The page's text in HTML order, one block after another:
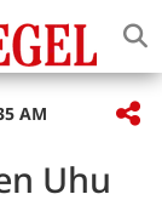
AM
Uhu